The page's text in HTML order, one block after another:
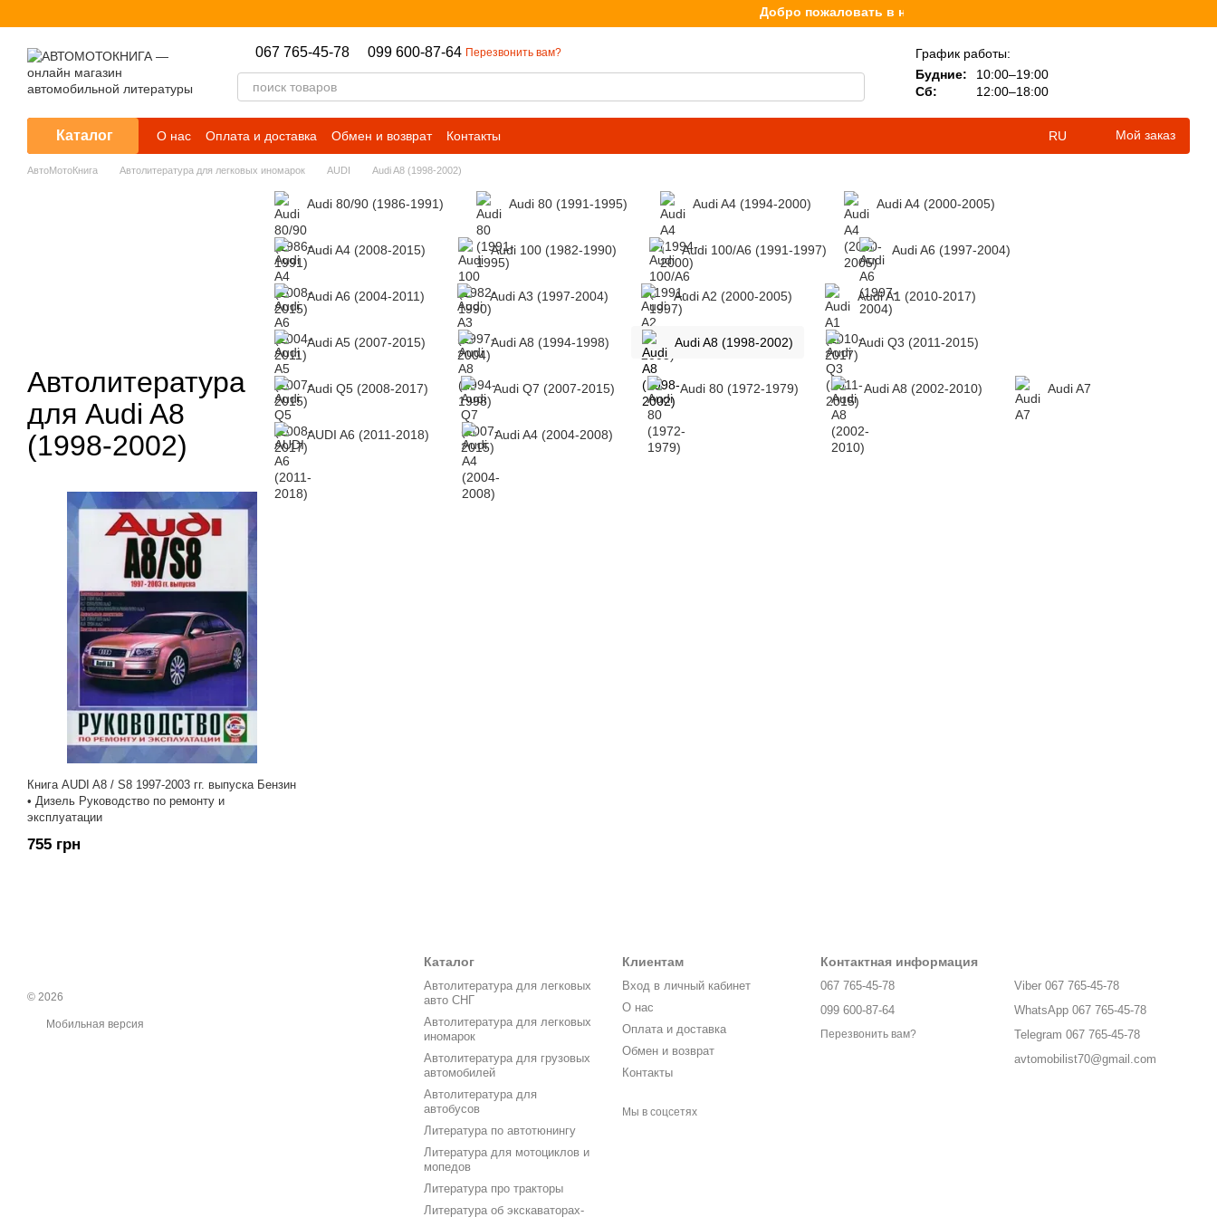
Добро пожаловать в наш интернет-магазин, посвященный продаже книг
067 765-45-78 099 600-87-64 Перезвонить вам?
График работы:
Будние:
10:00–19:00
Сб:
12:00–18:00
Каталог О нас Оплата и доставка Обмен и возврат Контакты RU Мой заказ
АвтоМотоКнига Автолитература для легковых иномарок AUDI Audi A8 (1998-2002)
Автолитература
для Audi A8
(1998-2002)
Audi 80/90 (1986-1991) Audi 80 (1991-1995) Audi A4 (1994-2000) Audi A4 (2000-2005)
Audi A4 (2008-2015) Audi 100 (1982-1990) Audi 100/A6 (1991-1997) Audi A6 (1997-2004)
Audi A6 (2004-2011) Audi A3 (1997-2004) Audi A2 (2000-2005) Audi A1 (2010-2017)
Audi A5 (2007-2015) Audi A8 (1994-1998) Audi A8 (1998-2002) Audi Q3 (2011-2015)
Audi Q5 (2008-2017) Audi Q7 (2007-2015) Audi 80 (1972-1979) Audi A8 (2002-2010) Аudi A7
AUDI A6 (2011-2018) Audi A4 (2004-2008)
Книга AUDI A8 / S8 1997-2003 гг. выпуска Бензин
• Дизель Руководство по ремонту и
эксплуатации
755 грн
© 2026
Мобильная версия
Каталог
Автолитература для легковых
авто СНГ
Автолитература для легковых
иномарок
Автолитература для грузовых
автомобилей
Автолитература для
автобусов
Литература по автотюнингу
Литература для мотоциклов и
мопедов
Литература про тракторы
Литература об экскаваторах-
Клиентам
Вход в личный кабинет
О нас
Оплата и доставка
Обмен и возврат
Контакты
Мы в соцсетях
Контактная информация
067 765-45-78
099 600-87-64
Перезвонить вам?
Viber 067 765-45-78
WhatsApp 067 765-45-78
Telegram 067 765-45-78
avtomobilist70@gmail.com